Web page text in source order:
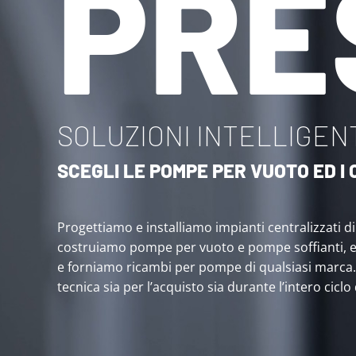
SOLUZIONI
SCEGLI LE POMPE PER VUOTO ED
Progettiamo e installiamo impianti centralizzati
costruiamo pompe per vuoto e pompe soffianti,
e forniamo ricambi per pompe di qualsiasi
tecnica sia per l’acquisto sia durante l’intero